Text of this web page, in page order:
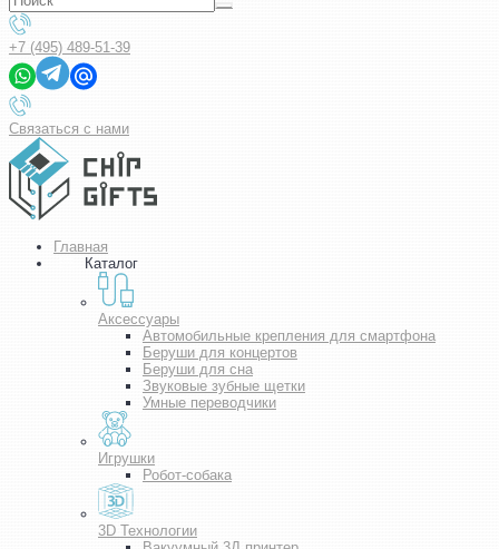
+7 (495) 489-51-39
Связаться с нами
Главная
Каталог
Аксессуары
Автомобильные крепления для смартфона
Беруши для концертов
Беруши для сна
Звуковые зубные щетки
Умные переводчики
Игрушки
Робот-собака
3D Технологии